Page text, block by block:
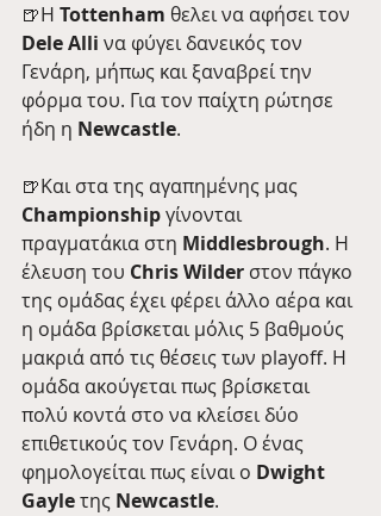
🍺Η Tottenham θελει να αφήσει τον
Dele Alli να φύγει δανεικός τον
Γενάρη, μήπως και ξαναβρεί την
φόρμα του. Για τον παίχτη ρώτησε
ήδη η Newcastle.
🍺Και στα της αγαπημένης μας
Championship γίνονται
πραγματάκια στη Middlesbrough. Η
έλευση του Chris Wilder στον πάγκο
της ομάδας έχει φέρει άλλο αέρα και
η ομάδα βρίσκεται μόλις 5 βαθμούς
μακριά από τις θέσεις των playoff. Η
ομάδα ακούγεται πως βρίσκεται
πολύ κοντά στο να κλείσει δύο
επιθετικούς τον Γενάρη. Ο ένας
φημολογείται πως είναι ο Dwight
Gayle της Newcastle.